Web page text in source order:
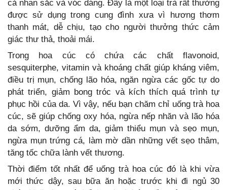
cả nhan sắc và vóc dáng. Đây là một loại trà rất thường
được sử dụng trong cung đình xưa vì hương thơm
thanh mát, dễ chịu, tạo cho người thưởng thức cảm
giác thư thả, thoải mái.
Trong hoa cúc có chứa các chất flavonoid,
sesquiterphe, vitamin và khoáng chất giúp kháng viêm,
điều trị mụn, chống lão hóa, ngăn ngừa các gốc tự do
phát triển, giảm bong tróc và kích thích quá trình tự
phục hồi của da. Vì vậy, nếu bạn chăm chỉ uống trà hoa
cúc, sẽ giúp chống oxy hóa, ngừa nếp nhăn và lão hóa
da sớm, dưỡng ẩm da, giảm thiểu mụn và sẹo mụn,
ngừa mụn trứng cá, làm mờ dần những vết sẹo thâm,
tăng tốc chữa lành vết thương.
Thời điểm tốt nhất để uống trà hoa cúc đó là khi vừa
mới thức dậy, sau bữa ăn hoặc trước khi đi ngủ 30